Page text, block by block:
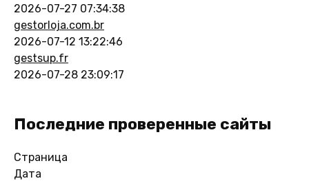
2026-07-27 07:34:38
gestorloja.com.br
2026-07-12 13:22:46
gestsup.fr
2026-07-28 23:09:17
Последние проверенные сайты
Страница
Дата